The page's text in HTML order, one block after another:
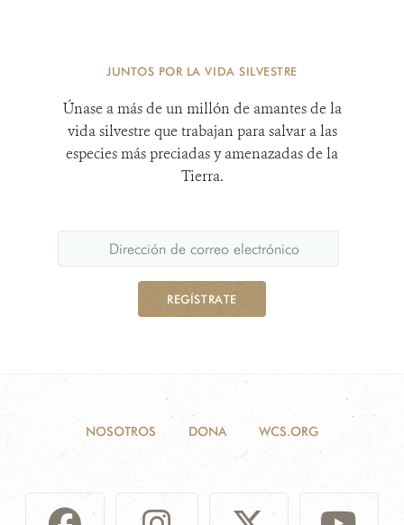
JUNTOS POR LA VIDA SILVESTRE
Únase a más de un millón de amantes de la
vida silvestre que trabajan para salvar a las
especies más preciadas y amenazadas de la
Tierra.
REGÍSTRATE
NOSOTROS DONA WCS.ORG